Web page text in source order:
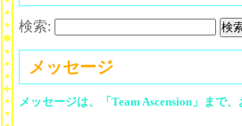
検索:
メッセージ
メッセージは、「Team Ascension」まで、